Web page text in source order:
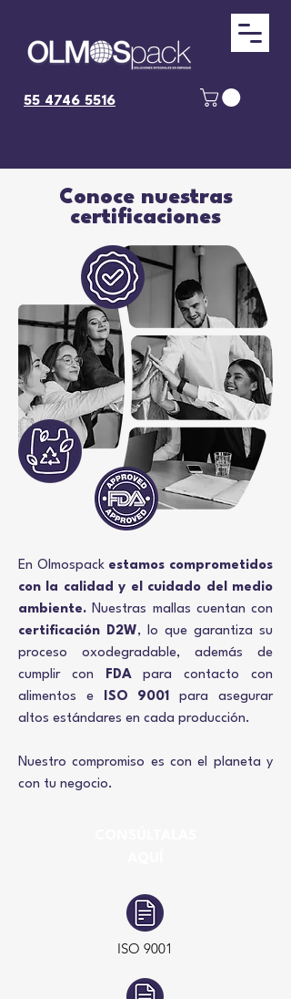
55 4746 5516
Conoce nuestras
certificaciones
En Olmospack estamos comprometidos
con la calidad y el cuidado del medio
ambiente. Nuestras mallas cuentan con
certificación D2W, lo que garantiza su
proceso oxodegradable, además de
cumplir con
FDApara contacto con
alimentos e
ISO 9001
para asegurar
altos estándares en cada producción.
Nuestro compromiso es con el planeta y
con tu negocio.
ISO 9001